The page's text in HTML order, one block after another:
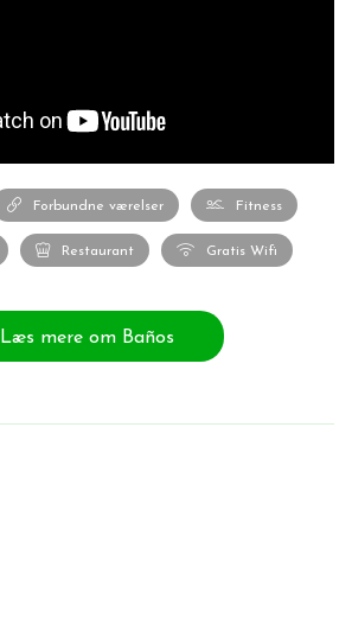
Forbundne værelser Fitness
Restaurant Gratis Wifi
Læs mere om Baños